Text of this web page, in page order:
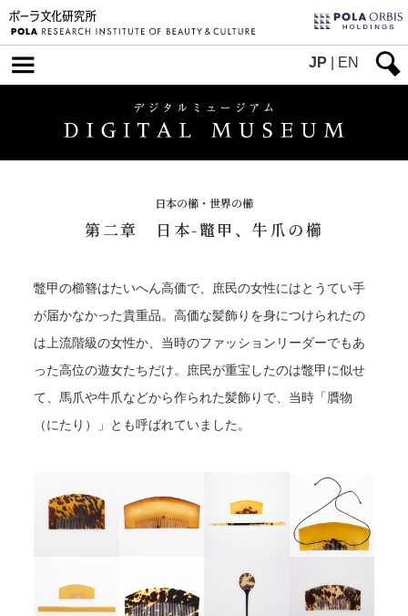
JP EN
日本の櫛・世界の櫛
第二章 日本-鼈甲、牛爪の櫛
鼈甲の櫛簪はたいへん高価で、庶民の女性にはとうてい手
が届かなかった貴重品。高価な髪飾りを身につけられたの
は上流階級の女性か、当時のファッションリーダーでもあ
った高位の遊女たちだけ。庶民が重宝したのは鼈甲に似せ
て、馬爪や牛爪などから作られた髪飾りで、当時「贋物
（にたり）」とも呼ばれていました。